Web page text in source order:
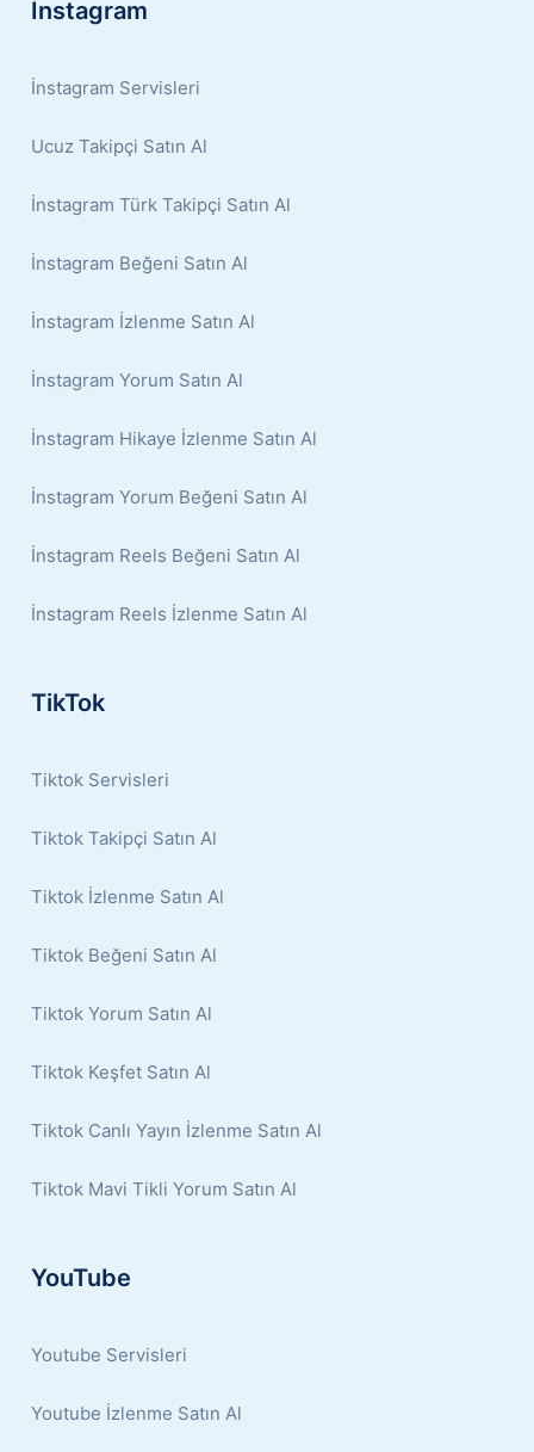
İnstagram
İnstagram Servisleri
Ucuz Takipçi Satın Al
İnstagram Türk Takipçi Satın Al
İnstagram Beğeni Satın Al
İnstagram İzlenme Satın Al
İnstagram Yorum Satın Al
İnstagram Hikaye İzlenme Satın Al
İnstagram Yorum Beğeni Satın Al
İnstagram Reels Beğeni Satın Al
İnstagram Reels İzlenme Satın Al
TikTok
Tiktok Servisleri
Tiktok Takipçi Satın Al
Tiktok İzlenme Satın Al
Tiktok Beğeni Satın Al
Tiktok Yorum Satın Al
Tiktok Keşfet Satın Al
Tiktok Canlı Yayın İzlenme Satın Al
Tiktok Mavi Tikli Yorum Satın Al
YouTube
Youtube Servisleri
Youtube İzlenme Satın Al